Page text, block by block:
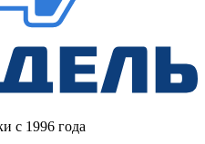
с 1996 года